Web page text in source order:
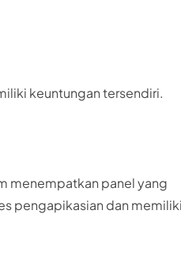
keuntungan tersendiri.
menempatkan panel yang
pengapikasian dan